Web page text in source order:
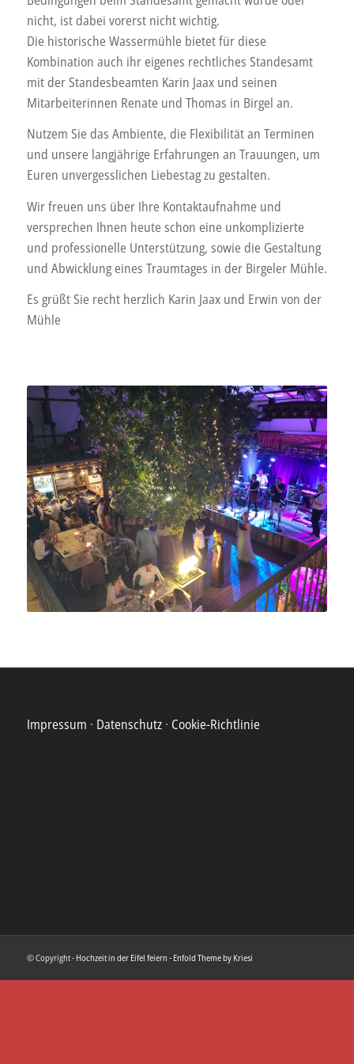
Herzen für die tolle Zeit bei
Euch!
Sarah und Axel Steinmann
nicht, ist dabei vorerst nicht wichtig.
Die historische Wassermühle bietet für diese
Kombination auch ihr eigenes rechtliches Standesamt
mit der Standesbeamten Karin Jaax und seinen
Mitarbeiterinnen Renate und Thomas in Birgel an.
Nutzem Sie das Ambiente, die Flexibilität an Terminen
und unsere langjährige Erfahrungen an Trauungen, um
Euren unvergesslichen Liebestag zu gestalten.
Wir freuen uns über Ihre Kontaktaufnahme und
versprechen Ihnen heute schon eine unkomplizierte
und professionelle Unterstützung, sowie die Gestaltung
und Abwicklung eines Traumtages in der Birgeler Mühle.
Es grüßt Sie recht herzlich Karin Jaax und Erwin von der
Mühle
Impressum · Datenschutz· Cookie-Richtlinie
© Copyright - Hochzeit in der Eifel feiern - Enfold Theme by Kriesi